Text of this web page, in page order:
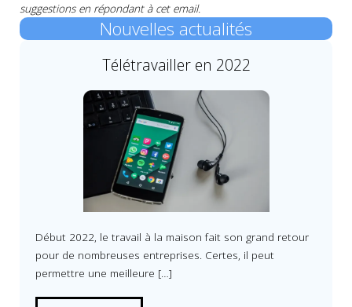
suggestions en répondant à cet email.
Nouvelles actualités
Télétravailler en 2022
Début 2022, le travail à la maison fait son grand retour
pour de nombreuses entreprises. Certes, il peut
permettre une meilleure […]